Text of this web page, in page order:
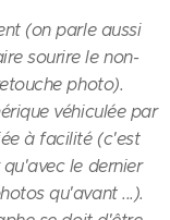
(on parle aussi
sourire le non-
photo).
véhiculée par
à facilité (c'est
le dernier
qu'avant ...).